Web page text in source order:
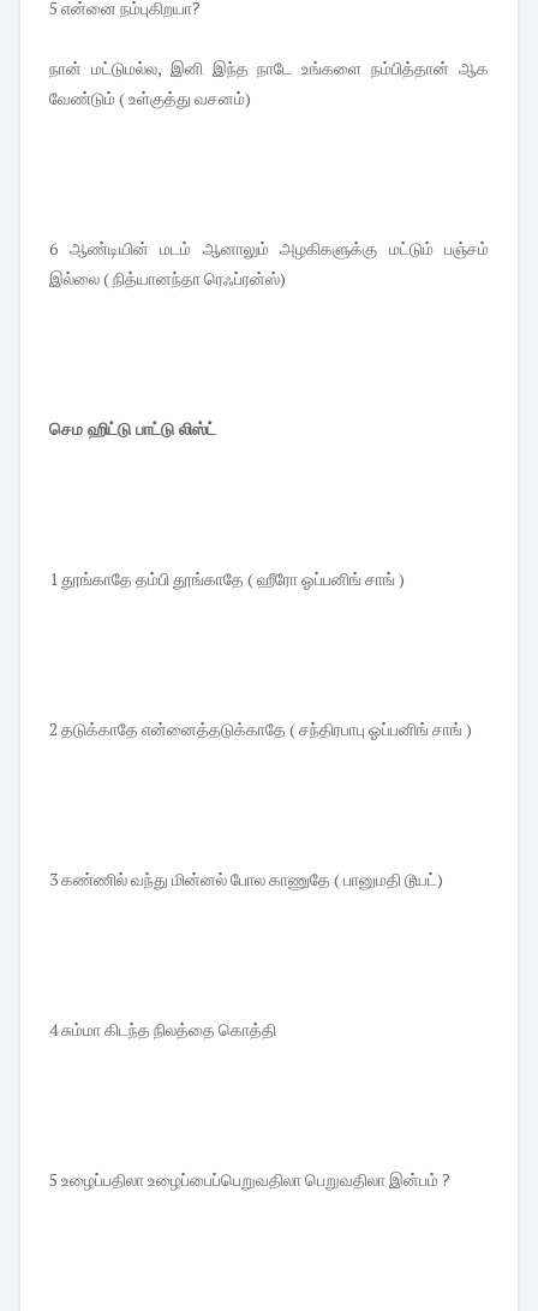
5 என்னை நம்புகிறயா?
நான் மட்டுமல்ல, இனி இந்த நாடே உங்களை நம்பித்தான் ஆக
வேண்டும் ( உள்குத்து வசனம்)
6 ஆண்டியின் மடம் ஆனாலும் அழகிகளுக்கு மட்டும் பஞ்சம்
இல்லை ( நித்யானந்தா ரெஃப்ரன்ஸ்)
செம ஹிட்டு பாட்டு லிஸ்ட்
1 தூங்காதே தம்பி தூங்காதே ( ஹீரோ ஓப்பனிங் சாங் )
2 தடுக்காதே என்னைத்தடுக்காதே ( சந்திரபாபு ஓப்பனிங் சாங் )
3 கண்ணில் வந்து மின்னல் போல காணுதே ( பானுமதி டூயட்)
4 சும்மா கிடந்த நிலத்தை கொத்தி
5 உழைப்பதிலா உழைப்பைப்பெறுவதிலா பெறுவதிலா இன்பம் ?